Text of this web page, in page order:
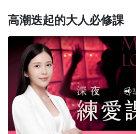
高潮迭起的大人必修課